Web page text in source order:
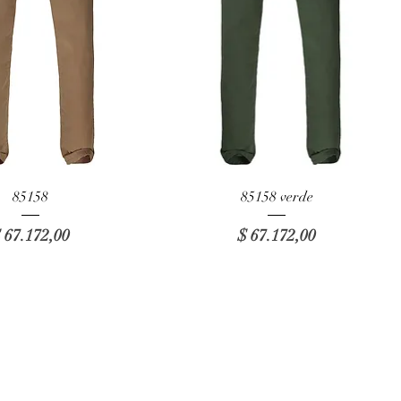
Vista rápida
85158
67.172,00
Vista rápida
85158 verde
Precio
$ 67.172,00